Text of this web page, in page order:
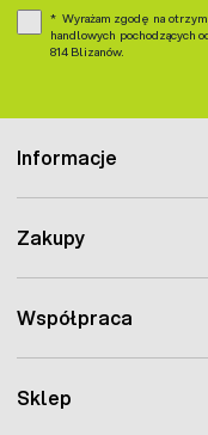
Sklep
Informacje
Zakupy
Współpraca
Wyrażam zgodę na
handlowych pochodzących
814 Blizanów.